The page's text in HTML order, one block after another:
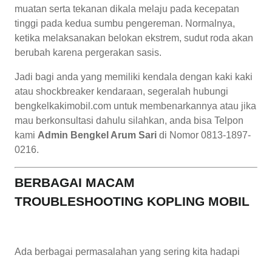
muatan serta tekanan dikala melaju pada kecepatan
tinggi pada kedua sumbu pengereman. Normalnya,
ketika melaksanakan belokan ekstrem, sudut roda akan
berubah karena pergerakan sasis.
Jadi bagi anda yang memiliki kendala dengan kaki kaki
atau shockbreaker kendaraan, segeralah hubungi
bengkelkakimobil.com untuk membenarkannya atau jika
mau berkonsultasi dahulu silahkan, anda bisa Telpon
kami Admin Bengkel Arum Sari di Nomor 0813-1897-
0216.
BERBAGAI MACAM
TROUBLESHOOTING KOPLING MOBIL
Ada berbagai permasalahan yang sering kita hadapi